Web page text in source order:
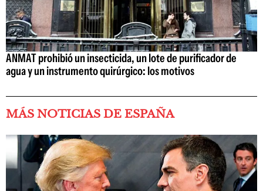
ANMAT prohibió un insecticida, un lote de purificador de
agua y un instrumento quirúrgico: los motivos
MÁS NOTICIAS DE ESPAÑA